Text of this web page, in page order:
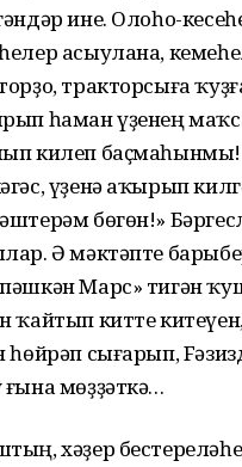
ине. Олоһо-
асыулана,
тракторсыға
һаман үҙенең
килеп баҫмаһынмы!
үҙенә аҡырып
бөгөн!»
Ә мәктәпте
Марс» тигән
ҡайтып китте
һөйрәп сығарып,
мөҙҙәткә…
хәҙер